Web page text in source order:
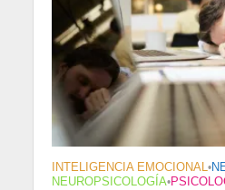
INTELIGENCIA EMOCIONAL•
NEUROPSICOLOGÍA•